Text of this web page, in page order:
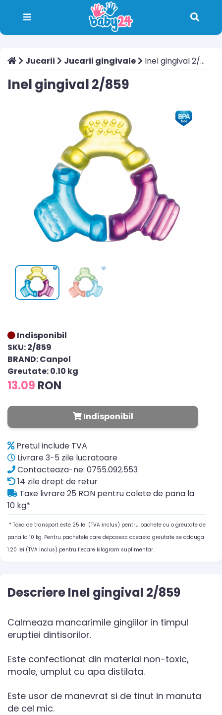
Jucarii Jucarii gingivale Inel gingival 2/859
Inel gingival 2/859
Indisponibil
SKU: 2/859
BRAND: Canpol
Greutate: 0.10 kg
13.09 RON
Indisponibil
Pretul include TVA
Livrare 3-5 zile lucratoare
Contacteaza-ne: 0755.092.553
14 zile drept de retur
Taxe livrare 25 RON pentru colete de pana la
10 kg*
* Taxa de transport este 25 lei (TVA inclus) pentru pachete cu o greutate de
pana la 10 kg. Pentru pachetele care depasesc aceasta greutate se adauga
1.20 lei (TVA inclus) pentru fiecare kilogram suplimentar.
Descriere Inel gingival 2/859
Calmeaza mancarimile gingiilor in timpul
eruptiei dintisorilor.
Este confectionat din material non-toxic,
moale, umplut cu apa distilata.
Este usor de manevrat si de tinut in manuta
de cel mic.